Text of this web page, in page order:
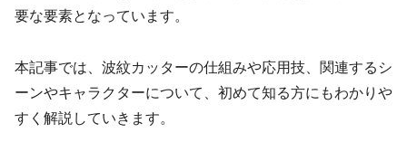
要な要素となっています。
本記事では、波紋カッターの仕組みや応用技、関連するシ
ーンやキャラクターについて、初めて知る方にもわかりや
すく解説していきます。